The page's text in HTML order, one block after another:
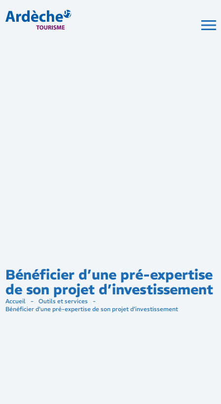
Bénéficier d’une pré-expertise
de son projet d’investissement
Accueil - Outils et services
-
Bénéficier d'une pré-expertise de son projet d'investissement